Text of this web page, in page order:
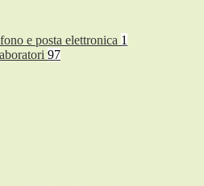
e posta elettronica 1
97